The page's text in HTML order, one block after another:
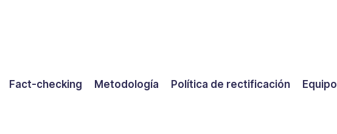
Fact-checking Metodología Política de rectificación Equipo